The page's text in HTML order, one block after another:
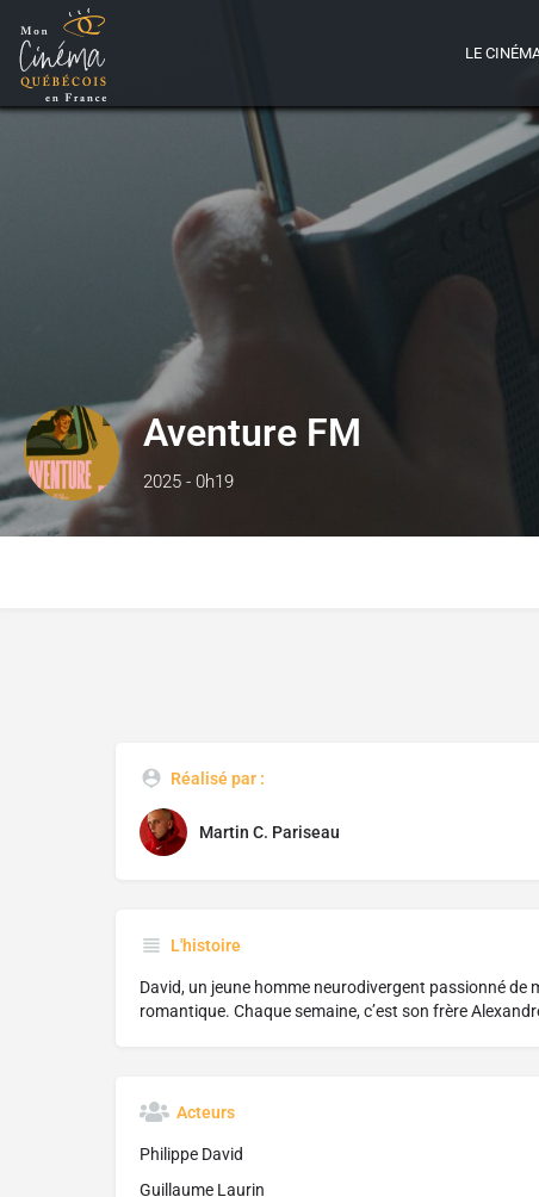
LE
Aventure FM
2025 - 0h19
Réalisé par :
Martin C. Pariseau
L'histoire
David, un jeune homme neurodivergent passionné de
romantique. Chaque semaine, c’est son frère
Acteurs
Philippe David
Guillaume Laurin